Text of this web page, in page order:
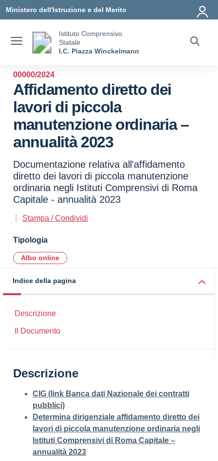
Ministero dell'Istruzione e del Merito
Istituto Comprensivo
Statale
I.C. Piazza Winckelmann
00000/2024
Affidamento diretto dei
lavori di piccola
manutenzione ordinaria –
annualità 2023
Documentazione relativa all'affidamento
diretto dei lavori di piccola manutenzione
ordinaria negli Istituti Comprensivi di Roma
Capitale - annualità 2023
Stampa / Condividi
Tipologia
Albo online
Indice della pagina
Descrizione
Il Documento
Descrizione
CIG (link Banca dati Nazionale dei contratti
pubblici)
Determina dirigenziale affidamento diretto dei
lavori di piccola manutenzione ordinaria negli
Istituti Comprensivi di Roma Capitale –
annualità 2023